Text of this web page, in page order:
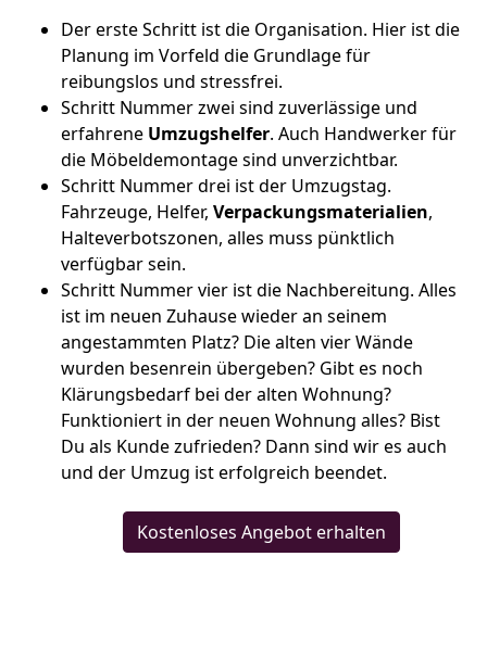
Der erste Schritt ist die Organisation. Hier ist die
Planung im Vorfeld die Grundlage für
reibungslos und stressfrei.
Schritt Nummer zwei sind zuverlässige und
erfahrene Umzugshelfer. Auch Handwerker für
die Möbeldemontage sind unverzichtbar.
Schritt Nummer drei ist der Umzugstag.
Fahrzeuge, Helfer, Verpackungsmaterialien,
Halteverbotszonen, alles muss pünktlich
verfügbar sein.
Schritt Nummer vier ist die Nachbereitung. Alles
ist im neuen Zuhause wieder an seinem
angestammten Platz? Die alten vier Wände
wurden besenrein übergeben? Gibt es noch
Klärungsbedarf bei der alten Wohnung?
Funktioniert in der neuen Wohnung alles? Bist
Du als Kunde zufrieden? Dann sind wir es auch
und der Umzug ist erfolgreich beendet.
Kostenloses Angebot erhalten